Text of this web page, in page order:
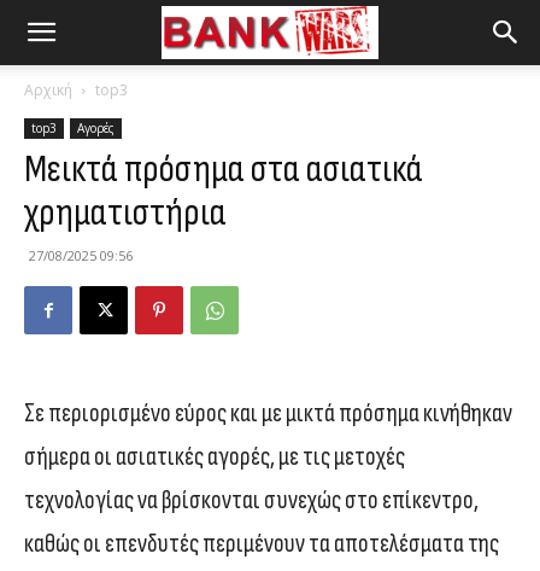
Αρχική top3
top3 Αγορές
Μεικτά πρόσημα στα ασιατικά
χρηματιστήρια
27/08/2025 09:56
Σε περιορισμένο εύρος και με μικτά πρόσημα κινήθηκαν
σήμερα οι ασιατικές αγορές, με τις μετοχές
τεχνολογίας να βρίσκονται συνεχώς στο επίκεντρο,
καθώς οι επενδυτές περιμένουν τα αποτελέσματα της